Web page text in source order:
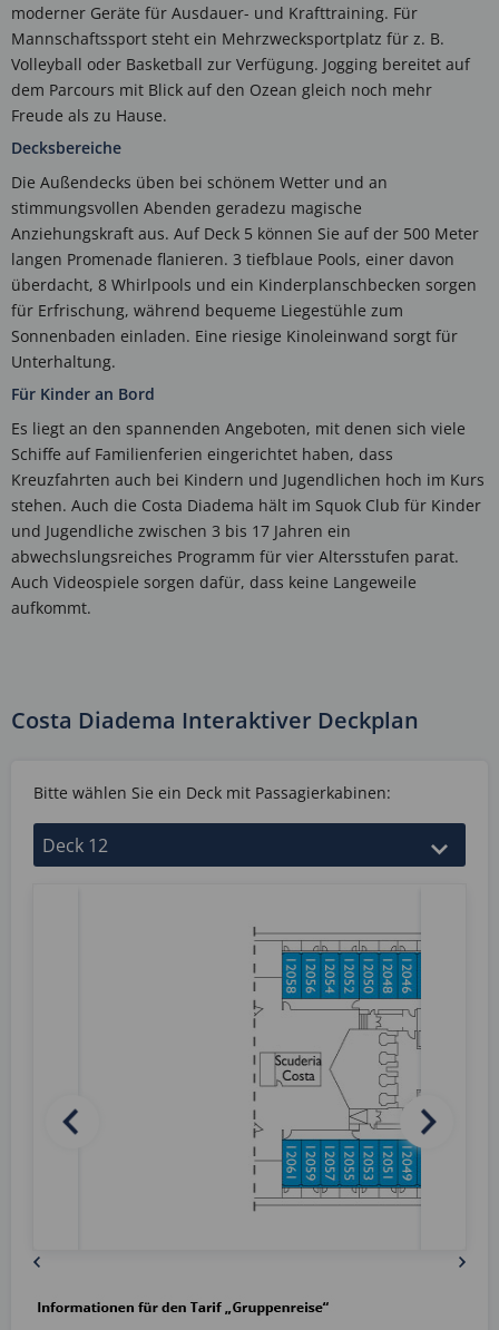
moderner Geräte für Ausdauer- und Krafttraining. Für
Mannschaftssport steht ein Mehrzwecksportplatz für z. B.
Volleyball oder Basketball zur Verfügung. Jogging bereitet auf
dem Parcours mit Blick auf den Ozean gleich noch mehr
Freude als zu Hause.
Decksbereiche
Die Außendecks üben bei schönem Wetter und an
stimmungsvollen Abenden geradezu magische
Anziehungskraft aus. Auf Deck 5 können Sie auf der 500 Meter
langen Promenade flanieren. 3 tiefblaue Pools, einer davon
überdacht, 8 Whirlpools und ein Kinderplanschbecken sorgen
für Erfrischung, während bequeme Liegestühle zum
Sonnenbaden einladen. Eine riesige Kinoleinwand sorgt für
Unterhaltung.
Für Kinder an Bord
Es liegt an den spannenden Angeboten, mit denen sich viele
Schiffe auf Familienferien eingerichtet haben, dass
Kreuzfahrten auch bei Kindern und Jugendlichen hoch im Kurs
stehen. Auch die Costa Diadema hält im Squok Club für Kinder
und Jugendliche zwischen 3 bis 17 Jahren ein
abwechslungsreiches Programm für vier Altersstufen parat.
Auch Videospiele sorgen dafür, dass keine Langeweile
aufkommt.
Costa Diadema Interaktiver Deckplan
Bitte wählen Sie ein Deck mit Passagierkabinen: